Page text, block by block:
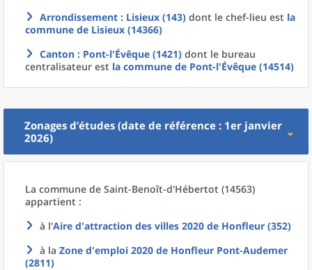
Arrondissement : Lisieux (143) dont le chef-lieu est la
commune de Lisieux (14366)
Canton : Pont-l'Évêque (1421) dont le bureau
centralisateur est la commune de Pont-l'Évêque (14514)
Zonages d’études (date de référence : 1er janvier
2026)
La commune de Saint-Benoît-d'Hébertot (14563)
appartient :
à l'Aire d'attraction des villes 2020 de Honfleur (352)
à la Zone d'emploi 2020 de Honfleur Pont-Audemer
(2811)